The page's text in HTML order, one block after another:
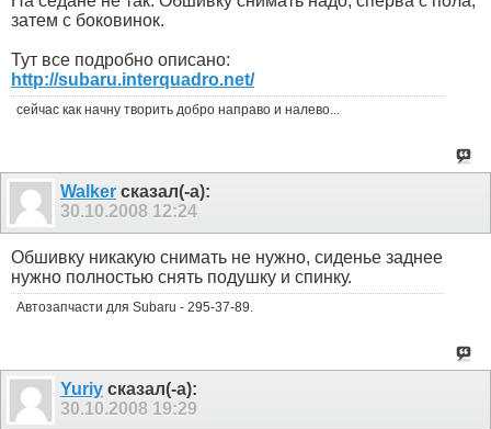
затем с боковинок.
Тут все подробно описано:
http://subaru.interquadro.net/
сейчас как начну творить добро направо и налево...
Walker сказал(-а):
30.10.2008 12:24
Обшивку никакую снимать не нужно, сиденье заднее
нужно полностью снять подушку и спинку.
Автозапчасти для Subaru - 295-37-89.
Yuriy сказал(-а):
30.10.2008 19:29